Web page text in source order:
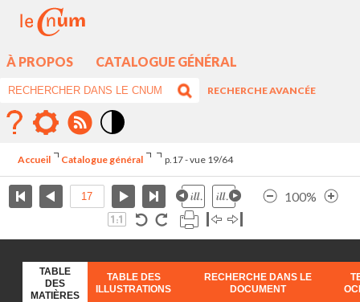
À PROPOS CATALOGUE GÉNÉRAL
RECHERCHE AVANCÉE
élévé
Accueil Catalogue général p.17 - vue 19/64
100%
TABLE
DES
MATIÈRES
TABLE DES
ILLUSTRATIONS
RECHERCHE DANS LE
DOCUMENT